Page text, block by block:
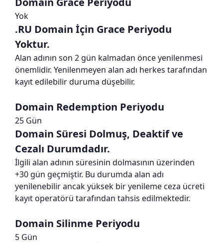
Yok
.RU Domain İçin Grace Periyodu
Yoktur.
Alan adının son 2 gün kalmadan önce yenilenmesi
önemlidir. Yenilenmeyen alan adı herkes tarafından
kayıt edilebilir duruma düşebilir.
Domain Redemption Periyodu
25 Gün
Domain Süresi Dolmuş, Deaktif ve
Cezalı Durumdadır.
İlgili alan adının süresinin dolmasının üzerinden
+30 gün geçmiştir. Bu durumda alan adı
yenilenebilir ancak yüksek bir yenileme ceza ücreti
kayıt operatörü tarafından tahsis edilmektedir.
Domain Silinme Periyodu
5 Gün